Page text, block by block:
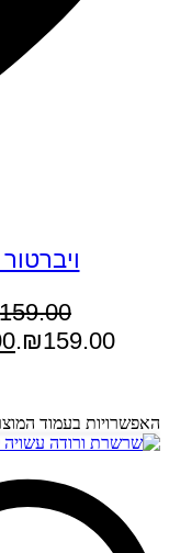
159.00
₪159.00.
האפשרויות בעמוד